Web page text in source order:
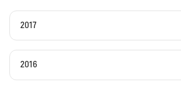
2017
2016